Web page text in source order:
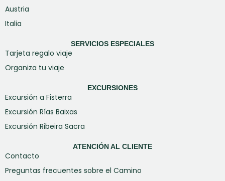
Austria
Italia
SERVICIOS ESPECIALES
Tarjeta regalo viaje
Organiza tu viaje
EXCURSIONES
Excursión a Fisterra
Excursión Rías Baixas
Excursión Ribeira Sacra
ATENCIÓN AL CLIENTE
Contacto
Preguntas frecuentes sobre el Camino